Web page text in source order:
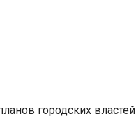
городских властей